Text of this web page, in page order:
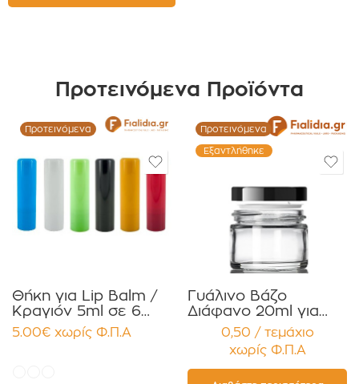
Προτεινόμενα Προϊόντα
Προτεινόμενα
Θήκη για Lip Balm /
Κραγιόν 5ml σε 6
χρώματα Πακέτο
10τεμ.
5.00€ χωρίς Φ.Π.Α
Προτεινόμενα
Εξαντλήθηκε
Γυάλινο Βάζο
Διάφανο 20ml για
Κρέμες και
Κηραλοιφές με
Μαύρο Γυαλιστερό
Καπάκι Παρέμβυσμα
0,50 / τεμάχιο
χωρίς Φ.Π.Α